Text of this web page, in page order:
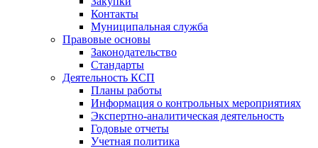
Контакты
Муниципальная служба
Правовые основы
Законодательство
Стандарты
Деятельность КСП
Планы работы
Информация о контрольных мероприятиях
Экспертно-аналитическая деятельность
Годовые отчеты
Учетная политика